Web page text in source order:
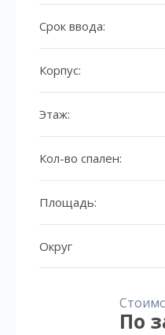
Срок ввода:
Корпус:
Этаж:
Кол-во спален:
Площадь:
Округ
По